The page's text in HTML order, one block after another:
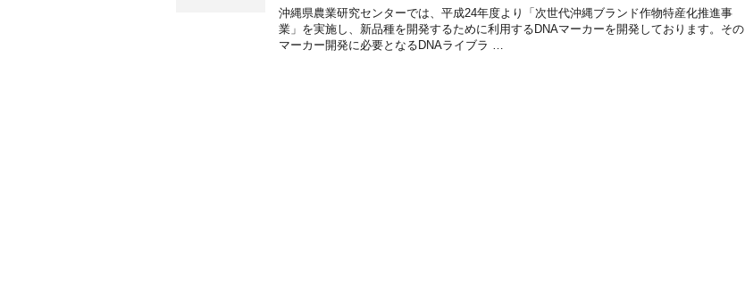
沖縄県農業研究センターでは、平成24年度より「次世代沖縄ブランド作物特産化推進事
業」を実施し、新品種を開発するために利用するDNAマーカーを開発しております。その
マーカー開発に必要となるDNAライブラ …